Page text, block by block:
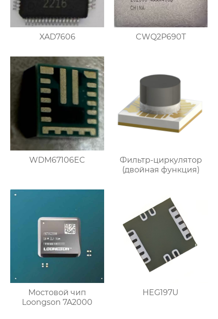
XAD7606 CWQ2P690T
WDM67106EC
Фильтр-циркулятор
(двойная функция)
Мостовой чип
Loongson 7A2000
HEG197U